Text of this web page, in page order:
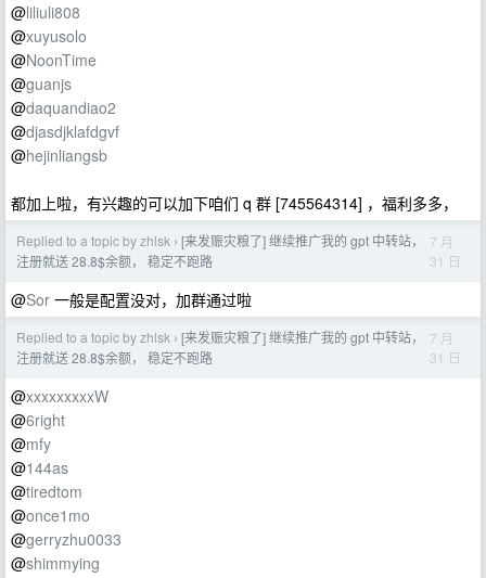
@liliuli808
@xuyusolo
@NoonTime
@guanjs
@daquandiao2
@djasdjklafdgvf
@hejinliangsb
都加上啦，有兴趣的可以加下咱们 q 群 [745564314] ，福利多多，
Replied to a topic by zhlsk › [来发赈灾粮了] 继续推广我的 gpt 中转站，
注册就送 28.8$余额， 稳定不跑路
7 月
31 日
@Sor 一般是配置没对，加群通过啦
Replied to a topic by zhlsk › [来发赈灾粮了] 继续推广我的 gpt 中转站，
注册就送 28.8$余额， 稳定不跑路
7 月
31 日
@xxxxxxxxxW
@6right
@mfy
@144as
@tiredtom
@once1mo
@gerryzhu0033
@shimmying